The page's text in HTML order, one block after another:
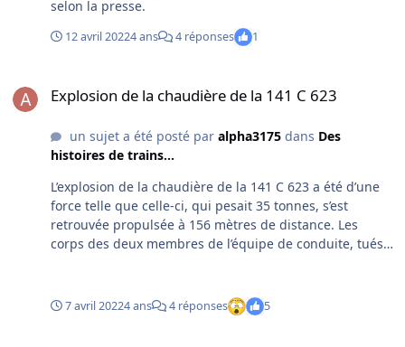
ouvrir le sémaphore qui s’adresse au train croiseur qui
le sémaphore ouvert. Je décris plus en détail les
selon la presse.
12 avril 20224 ans 4 réponses 1
Explosion de la chaudière de la 141 C 623
un sujet a été posté par alpha3175dans Des
histoires de trains...
L’explosion de la chaudière de la 141 C 623 a été d’une
force telle que celle-ci, qui pesait 35 tonnes, s’est
retrouvée propulsée à 156 mètres de distance. Les
corps des deux membres de l’équipe de conduite, tués
s’est arrêté près de 500 mètre plus loin grâce à l’action
du frein continu dont la tuyauterie avait été arrachée.
7 avril 20224 ans 4 réponses 5